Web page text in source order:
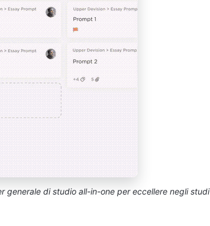
generale di studio all-in-one per eccellere negli studi